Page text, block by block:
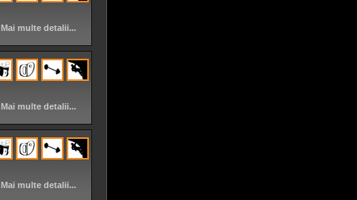
Mai multe detalii...
Mai multe detalii...
Mai multe detalii...